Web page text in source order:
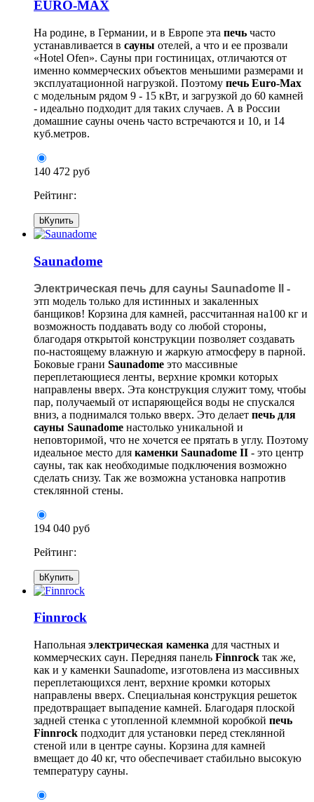
EURO-MAX
На родине, в Германии, и в Европе эта печь часто
устанавливается в сауны отелей, а что и ее прозвали
«Hotel Ofen». Сауны при гостиницах, отличаются от
именно коммерческих объектов меньшими размерами и
эксплуатационной нагрузкой. Поэтому печь Euro-Max
с модельным рядом 9 - 15 кВт, и загрузкой до 60 камней
- идеально подходит для таких случаев. А в России
домашние сауны очень часто встречаются и 10, и 14
куб.метров.
140 472 руб
Рейтинг:
bКупить
Saunadome
Электрическая печь для сауны Saunadome II
-
этп модель только для истинных и закаленных
банщиков! Корзина для камней, рассчитанная на100 кг и
возможность поддавать воду со любой стороны,
благодаря открытой конструкции позволяет создавать
по-настоящему влажную и жаркую атмосферу в парной.
Боковые грани Saunadome это массивные
переплетающиеся ленты, верхние кромки которых
направлены вверх. Эта конструкция служит тому, чтобы
пар, получаемый от испаряющейся воды не спускался
вниз, а поднимался только вверх. Это делает печь для
сауны Saunadome настолько уникальной и
неповторимой, что не хочется ее прятать в углу. Поэтому
идеальное место для каменки Saunadome II - это центр
сауны, так как необходимые подключения возможно
сделать снизу. Так же возможна установка напротив
стеклянной стены.
194 040 руб
Рейтинг:
bКупить
Finnrock
Напольная электрическая каменка для частных и
коммерческих саун. Передняя панель Finnrock так же,
как и у каменки Saunadome, изготовлена из массивных
переплетающихся лент, верхние кромки которых
направлены вверх. Специальная конструкция решеток
предотвращает выпадение камней. Благодаря плоской
задней стенка с утопленной клеммной коробкой печь
Finnrock подходит для установки перед стеклянной
стеной или в центре сауны. Корзина для камней
вмещает до 40 кг, что обеспечивает стабильно высокую
температуру сауны.